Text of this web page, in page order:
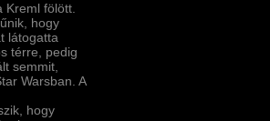
fölött.
hogy
látogatta
térre, pedig
semmit,
Warsban. A
hogy